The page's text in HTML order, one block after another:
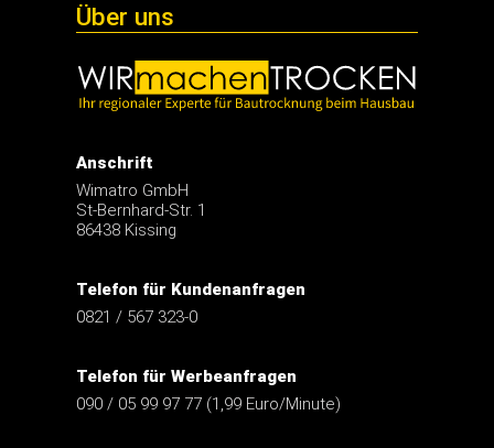
Über uns
Anschrift
Wimatro GmbH
St-Bernhard-Str. 1
86438 Kissing
Telefon für Kundenanfragen
0821 / 567 323-0
Telefon für Werbeanfragen
090 / 05 99 97 77 (1,99 Euro/Minute)